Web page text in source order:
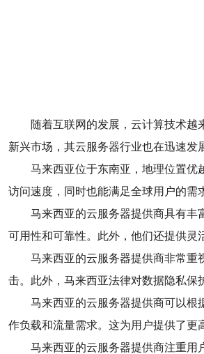
随着互联网的发展，云计算技术
新兴市场，其云服务器行业也在迅速发
马来西亚位于东南亚，地理位置优
访问速度，同时也能满足全球用户的需
马来西亚的云服务器提供商具有丰
可用性和可靠性。此外，他们还提供灵
马来西亚的云服务器提供商非常重
击。此外，马来西亚法律对数据隐私保
马来西亚的云服务器提供商可以根
作负载和流量需求。这为用户提供了更
马来西亚的云服务器提供商注重用